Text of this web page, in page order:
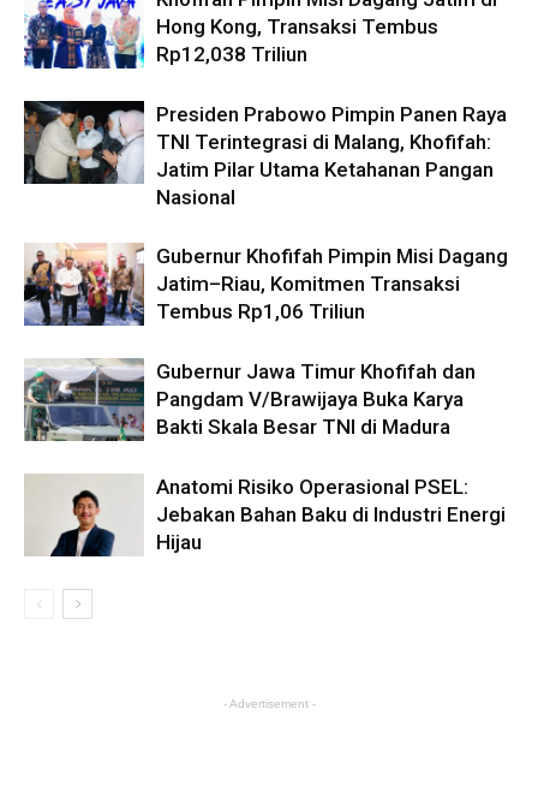
Hong Kong, Transaksi Tembus
Rp12,038 Triliun
Presiden Prabowo Pimpin Panen Raya
TNI Terintegrasi di Malang, Khofifah:
Jatim Pilar Utama Ketahanan Pangan
Nasional
Gubernur Khofifah Pimpin Misi Dagang
Jatim–Riau, Komitmen Transaksi
Tembus Rp1,06 Triliun
Gubernur Jawa Timur Khofifah dan
Pangdam V/Brawijaya Buka Karya
Bakti Skala Besar TNI di Madura
Anatomi Risiko Operasional PSEL:
Jebakan Bahan Baku di Industri Energi
Hijau
- Advertisement -